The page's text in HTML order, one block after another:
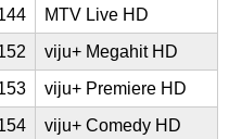
MTV Live HD
viju+ Megahit HD
viju+ Premiere HD
viju+ Comedy HD